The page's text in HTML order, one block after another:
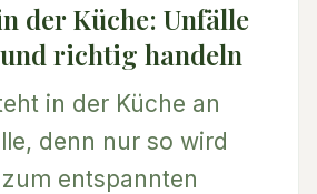
der Küche: Unfälle
richtig handeln
in der Küche an
denn nur so wird
entspannten